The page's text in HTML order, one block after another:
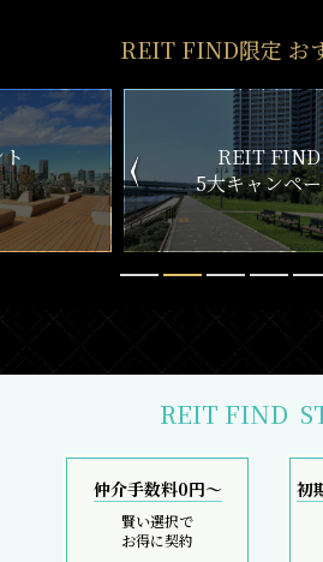
REIT FIND限定 お
ン
リアルタイム
更新一覧チェ
REIT FIND
仲介手数料0円～
賢い選択で
お得に契約
初